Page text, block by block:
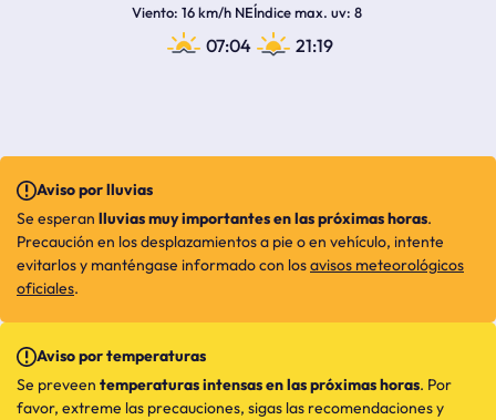
Viento 16 km/h NEÍndice max. uv 8
07:04 21:19
Aviso por lluvias
Se esperan lluvias muy importantes en las próximas horas.
Precaución en los desplazamientos a pie o en vehículo, intente
evitarlos y manténgase informado con losavisos meteorológicos
oficiales.
Aviso por temperaturas
Se preveen temperaturas intensas en las próximas horas. Por
favor, extreme las precauciones, sigas las recomendaciones y